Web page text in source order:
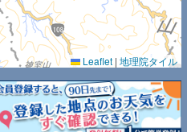
65 61 58 68
Leaflet | 地理院タイル